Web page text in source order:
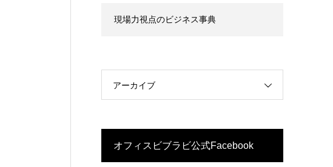
現場力視点のビジネス事典
アーカイブ
オフィスビブラビ公式Facebook